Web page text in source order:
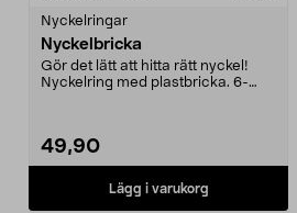
Nyckelringar
Nyckelbricka
Gör det lätt att hitta rätt nyckel!
Nyckelring med plastbricka. 6-
49,90
Lägg i varukorg